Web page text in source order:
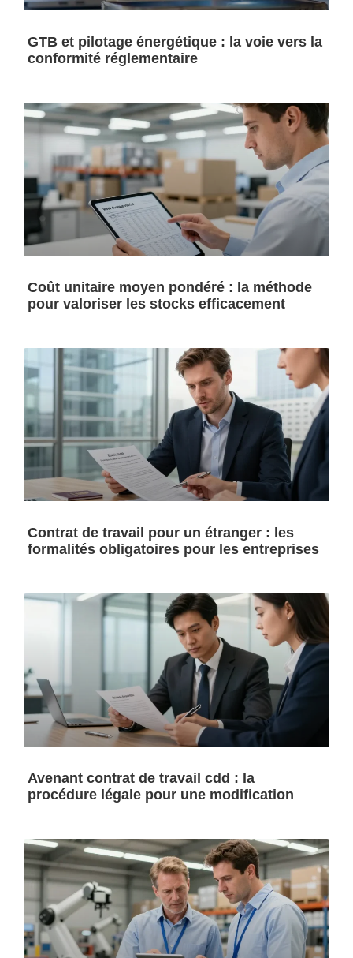
GTB et pilotage énergétique : la voie vers la
conformité réglementaire
Coût unitaire moyen pondéré : la méthode
pour valoriser les stocks efficacement
Contrat de travail pour un étranger : les
formalités obligatoires pour les entreprises
Avenant contrat de travail cdd : la
procédure légale pour une modification